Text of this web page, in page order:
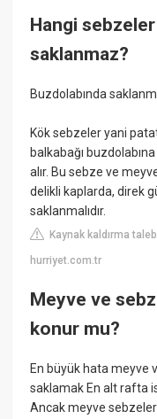
Hangi
saklanmaz?
Buzdolabında
Kök sebzeler yani
balkabağı
alır. Bu sebze ve
delikli kaplarda, direk
saklanmalıdır.
Kaynak kaldırma
hurriyet.com.tr
Meyve ve
konur mu?
En büyük hata meyve
saklamak En alt rafta
Ancak meyve